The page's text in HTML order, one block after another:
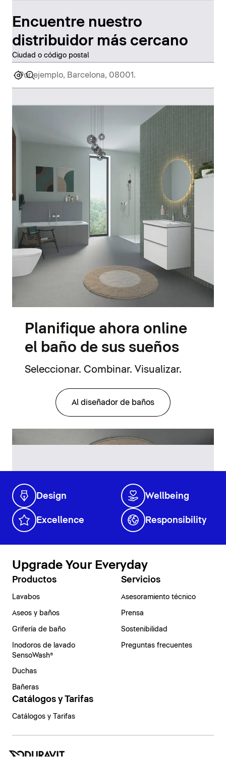
Encuentre nuestro
distribuidor más cercano
Ciudad o código postal
Planifique ahora online
el baño de sus sueños
Seleccionar. Combinar. Visualizar.
Al diseñador de baños
Design Wellbeing
Excellence Responsibility
Upgrade Your Everyday
Productos
Lavabos
Aseos y baños
Grifería de baño
Inodoros de lavado
SensoWash®
Duchas
Bañeras
Servicios
Asesoramiento técnico
Prensa
Sostenibilidad
Preguntas frecuentes
Catálogos y Tarifas
Catálogos y Tarifas